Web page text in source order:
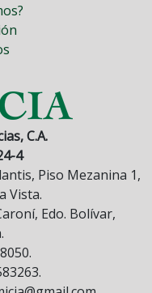
C.A.
4
Piso Mezanina 1,
Vista.
Edo. Bolívar,
8050.